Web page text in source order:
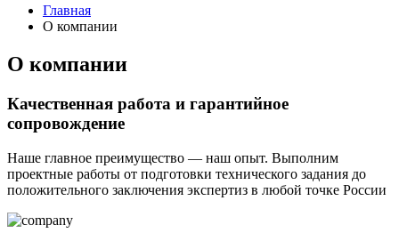
Главная
О компании
О компании
Качественная работа и гарантийное
сопровождение
Наше главное преимущество — наш опыт. Выполним
проектные работы от подготовки технического задания до
положительного заключения экспертиз в любой точке России